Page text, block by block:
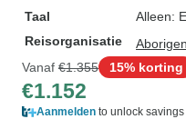
Taal
Alleen:
Reisorganisatie
Vanaf €1.355 15% korting
€1.152
Aanmelden to unlock savings